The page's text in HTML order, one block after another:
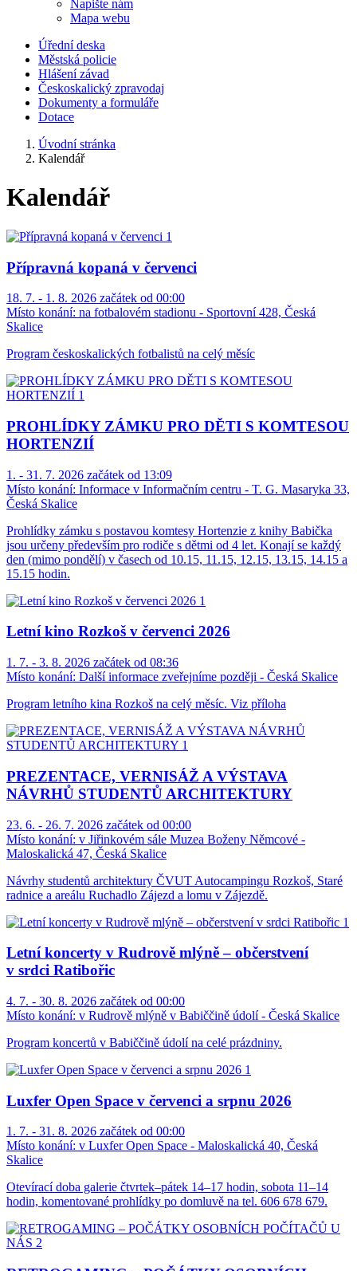
Napište nám
Mapa webu
Úřední deska
Městská policie
Hlášení závad
Českoskalický zpravodaj
Dokumenty a formuláře
Dotace
Úvodní stránka
Kalendář
Kalendář
Přípravná kopaná v červenci
18. 7. - 1. 8. 2026 začátek od 00:00
Místo konání: na fotbalovém stadionu - Sportovní 428, Česká
Skalice
Program českoskalických fotbalistů na celý měsíc
PROHLÍDKY ZÁMKU PRO DĚTI S KOMTESOU
HORTENZIÍ
1. - 31. 7. 2026 začátek od 13:09
Místo konání: Informace v Informačním centru - T. G. Masaryka 33,
Česká Skalice
Prohlídky zámku s postavou komtesy Hortenzie z knihy Babička
jsou určeny především pro rodiče s dětmi od 4 let. Konají se každý
den (mimo pondělí) v časech od 10.15, 11.15, 12.15, 13.15, 14.15 a
15.15 hodin.
Letní kino Rozkoš v červenci 2026
1. 7. - 3. 8. 2026 začátek od 08:36
Místo konání: Další informace zveřejníme později - Česká Skalice
Program letního kina Rozkoš na celý měsíc. Viz příloha
PREZENTACE, VERNISÁŽ A VÝSTAVA
NÁVRHŮ STUDENTŮ ARCHITEKTURY
23. 6. - 26. 7. 2026 začátek od 00:00
Místo konání: v Jiřinkovém sále Muzea Boženy Němcové -
Maloskalická 47, Česká Skalice
Návrhy studentů architektury ČVUT Autocampingu Rozkoš, Staré
radnice a areálu Ruchadlo Zájezd a lomu v Zájezdě.
Letní koncerty v Rudrově mlýně – občerstvení
v srdci Ratibořic
4. 7. - 30. 8. 2026 začátek od 00:00
Místo konání: v Rudrově mlýně v Babiččině údolí - Česká Skalice
Program koncertů v Babiččině údolí na celé prázdniny.
Luxfer Open Space v červenci a srpnu 2026
1. 7. - 31. 8. 2026 začátek od 00:00
Místo konání: v Luxfer Open Space - Maloskalická 40, Česká
Skalice
Otevírací doba galerie čtvrtek–pátek 14–17 hodin, sobota 11–14
hodin, komentované prohlídky po domluvě na tel. 606 678 679.